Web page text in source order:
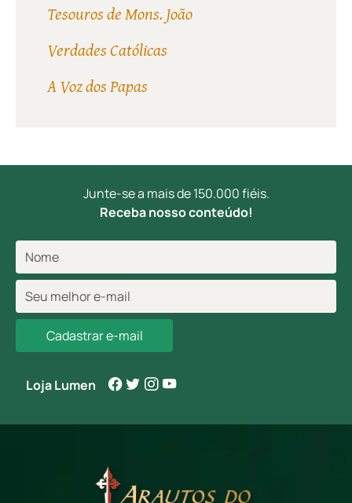
Tesouros de Mons. João
Verdades Católicas
A Voz dos Papas
Junte-se a mais de 150.000 fiéis.
Receba nosso conteúdo!
Cadastrar e-mail
Loja Lumen